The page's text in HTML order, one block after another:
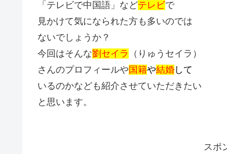
「テレビで中国語」などテレビで
見かけて気になられた方も多いのでは
ないでしょうか？
今回はそんな劉セイラ
（りゅうセイラ）
さんのプロフィールや国籍や結婚 して
いるのかなども紹介させていただきたい
と思います。
スポ